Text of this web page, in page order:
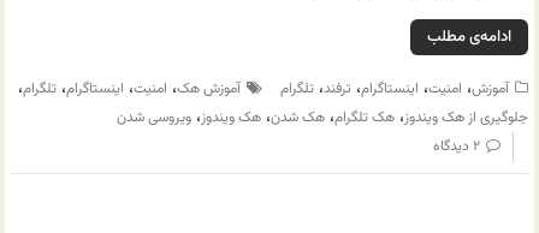
ادامه‌ی مطلب
آموزش، امنیت، اینستاگرام، ترفند،تلگرام آموزش هک، امنیت، اینستاگرام،تلگرام،
جلوگیری از هک ویندوز،هک تلگرام،هک شدن،هک ویندوز،ویروسی شدن
۲ دیدگاه